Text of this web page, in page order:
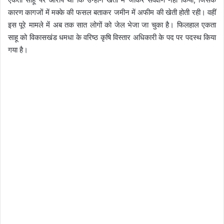
कारण कागजों में मक्के की फसल बताकर जमीन में अफीम की खेती होती रही। वहीं
इस पूरे मामले में अब तक सात लोगों को जेल भेजा जा चुका है। फिलहाल एकता
साहू को विकासखंड धमधा के वरिष्ठ कृषि विस्तार अधिकारी के पद पर पदस्थ किया
गया है।